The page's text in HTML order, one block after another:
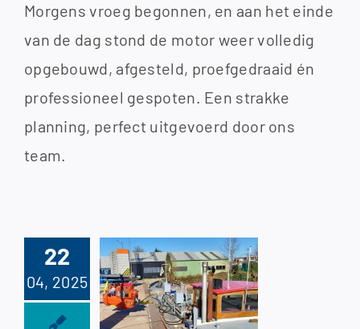
Morgens vroeg begonnen, en aan het einde
van de dag stond de motor weer volledig
opgebouwd, afgesteld, proefgedraaid én
professioneel gespoten. Een strakke
planning, perfect uitgevoerd door ons
team.
22
04, 2025
Scania